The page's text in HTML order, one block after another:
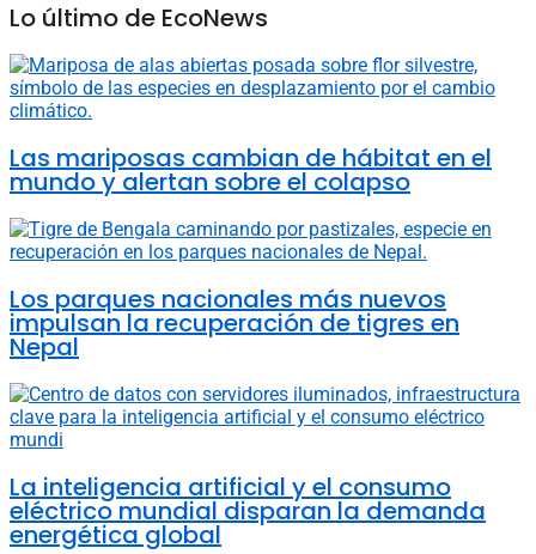
Lo último de EcoNews
Las mariposas cambian de hábitat en el
mundo y alertan sobre el colapso
Los parques nacionales más nuevos
impulsan la recuperación de tigres en
Nepal
La inteligencia artificial y el consumo
eléctrico mundial disparan la demanda
energética global